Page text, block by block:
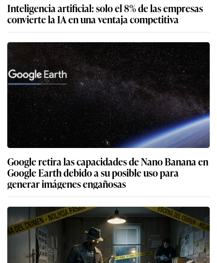
Inteligencia artificial: solo el 8% de las empresas
convierte la IA en una ventaja competitiva
Google retira las capacidades de Nano Banana en
Google Earth debido a su posible uso para
generar imágenes engañosas